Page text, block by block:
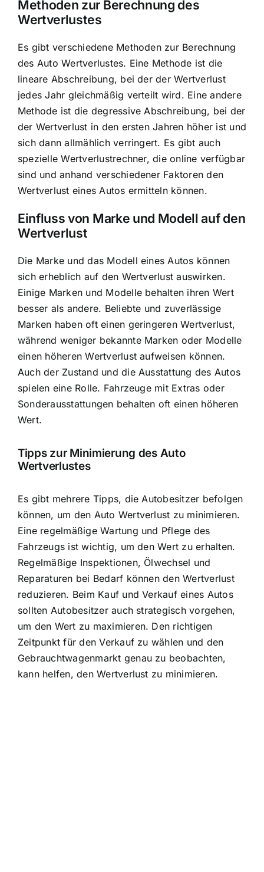
Methoden zur Berechnung des
Wertverlustes
Es gibt verschiedene Methoden zur Berechnung
des Auto Wertverlustes. Eine Methode ist die
lineare Abschreibung, bei der der Wertverlust
jedes Jahr gleichmäßig verteilt wird. Eine andere
Methode ist die degressive Abschreibung, bei der
der Wertverlust in den ersten Jahren höher ist und
sich dann allmählich verringert. Es gibt auch
spezielle Wertverlustrechner, die online verfügbar
sind und anhand verschiedener Faktoren den
Wertverlust eines Autos ermitteln können.
Einfluss von Marke und Modell auf den
Wertverlust
Die Marke und das Modell eines Autos können
sich erheblich auf den Wertverlust auswirken.
Einige Marken und Modelle behalten ihren Wert
besser als andere. Beliebte und zuverlässige
Marken haben oft einen geringeren Wertverlust,
während weniger bekannte Marken oder Modelle
einen höheren Wertverlust aufweisen können.
Auch der Zustand und die Ausstattung des Autos
spielen eine Rolle. Fahrzeuge mit Extras oder
Sonderausstattungen behalten oft einen höheren
Wert.
Tipps zur Minimierung des Auto
Wertverlustes
Es gibt mehrere Tipps, die Autobesitzer befolgen
können, um den Auto Wertverlust zu minimieren.
Eine regelmäßige Wartung und Pflege des
Fahrzeugs ist wichtig, um den Wert zu erhalten.
Regelmäßige Inspektionen, Ölwechsel und
Reparaturen bei Bedarf können den Wertverlust
reduzieren. Beim Kauf und Verkauf eines Autos
sollten Autobesitzer auch strategisch vorgehen,
um den Wert zu maximieren. Den richtigen
Zeitpunkt für den Verkauf zu wählen und den
Gebrauchtwagenmarkt genau zu beobachten,
kann helfen, den Wertverlust zu minimieren.